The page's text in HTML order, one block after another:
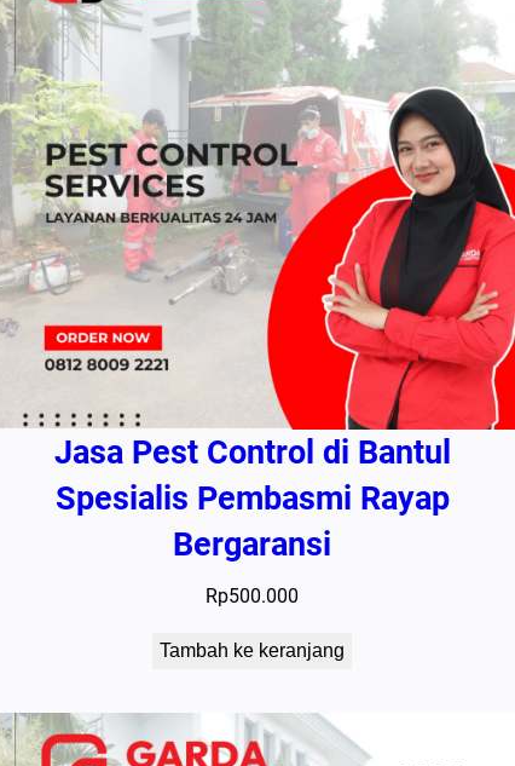
Jasa Pest Control di Bantul
Spesialis Pembasmi Rayap
Bergaransi
Rp500.000
Tambah ke keranjang